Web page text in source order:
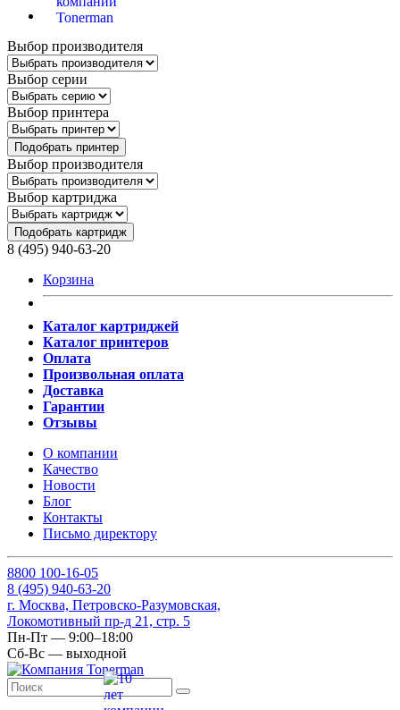
Выбор производителя
Выбор серии
Выбор принтера
Подобрать принтер
Выбор производителя
Выбор картриджа
Подобрать картридж
8 (495) 940-63-20
Корзина
Каталог картриджей
Каталог принтеров
Оплата
Произвольная оплата
Доставка
Гарантии
Отзывы
О компании
Качество
Новости
Блог
Контакты
Письмо директору
8800 100-16-05
8 (495) 940-63-20
г. Москва, Петровско-Разумовская,
Локомотивный пр-д 21, стр. 5
Пн-Пт — 9:00–18:00
Сб-Вс — выходной